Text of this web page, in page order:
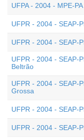
UFPA - 2004 - MPE-
UFPR - 2004 - SEAP-
UFPR - 2004 - SEAP-
UFPR - 2004 - SEAP-
Beltrão
UFPR - 2004 - SEAP-
Grossa
UFPR - 2004 - SEAP-
UFPR - 2004 - SEAP-